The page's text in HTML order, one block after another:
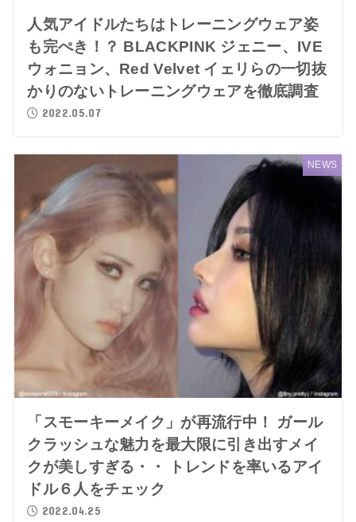
人気アイドルたちはトレーニングウェア姿
も完ぺき！？ BLACKPINK ジェニー、IVE
ウォニョン、Red Velvet イェリらの一切抜
かりのないトレーニングウェアを徹底調査
2022.05.07
NEWS
「スモーキーメイク」が再流行中！ ガール
クラッシュな魅力を最大限に引き出すメイ
クが美しすぎる・・ トレンドを率いるアイ
ドル６人をチェック
2022.04.25